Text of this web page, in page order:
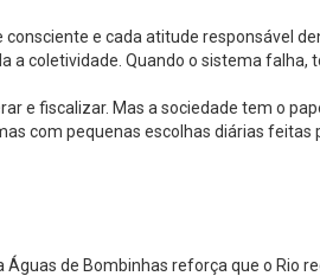
e cada atitude responsável
coletividade. Quando o sistema falha,
e fiscalizar. Mas a sociedade tem o
com pequenas escolhas diárias feitas
de Bombinhas reforça que o Rio